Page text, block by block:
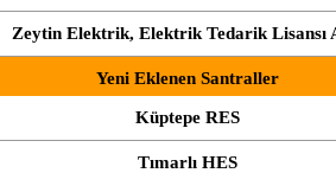
Zeytin Elektrik, Elektrik Tedarik Lisansı
Yeni Eklenen Santraller
Küptepe RES
Tımarlı HES